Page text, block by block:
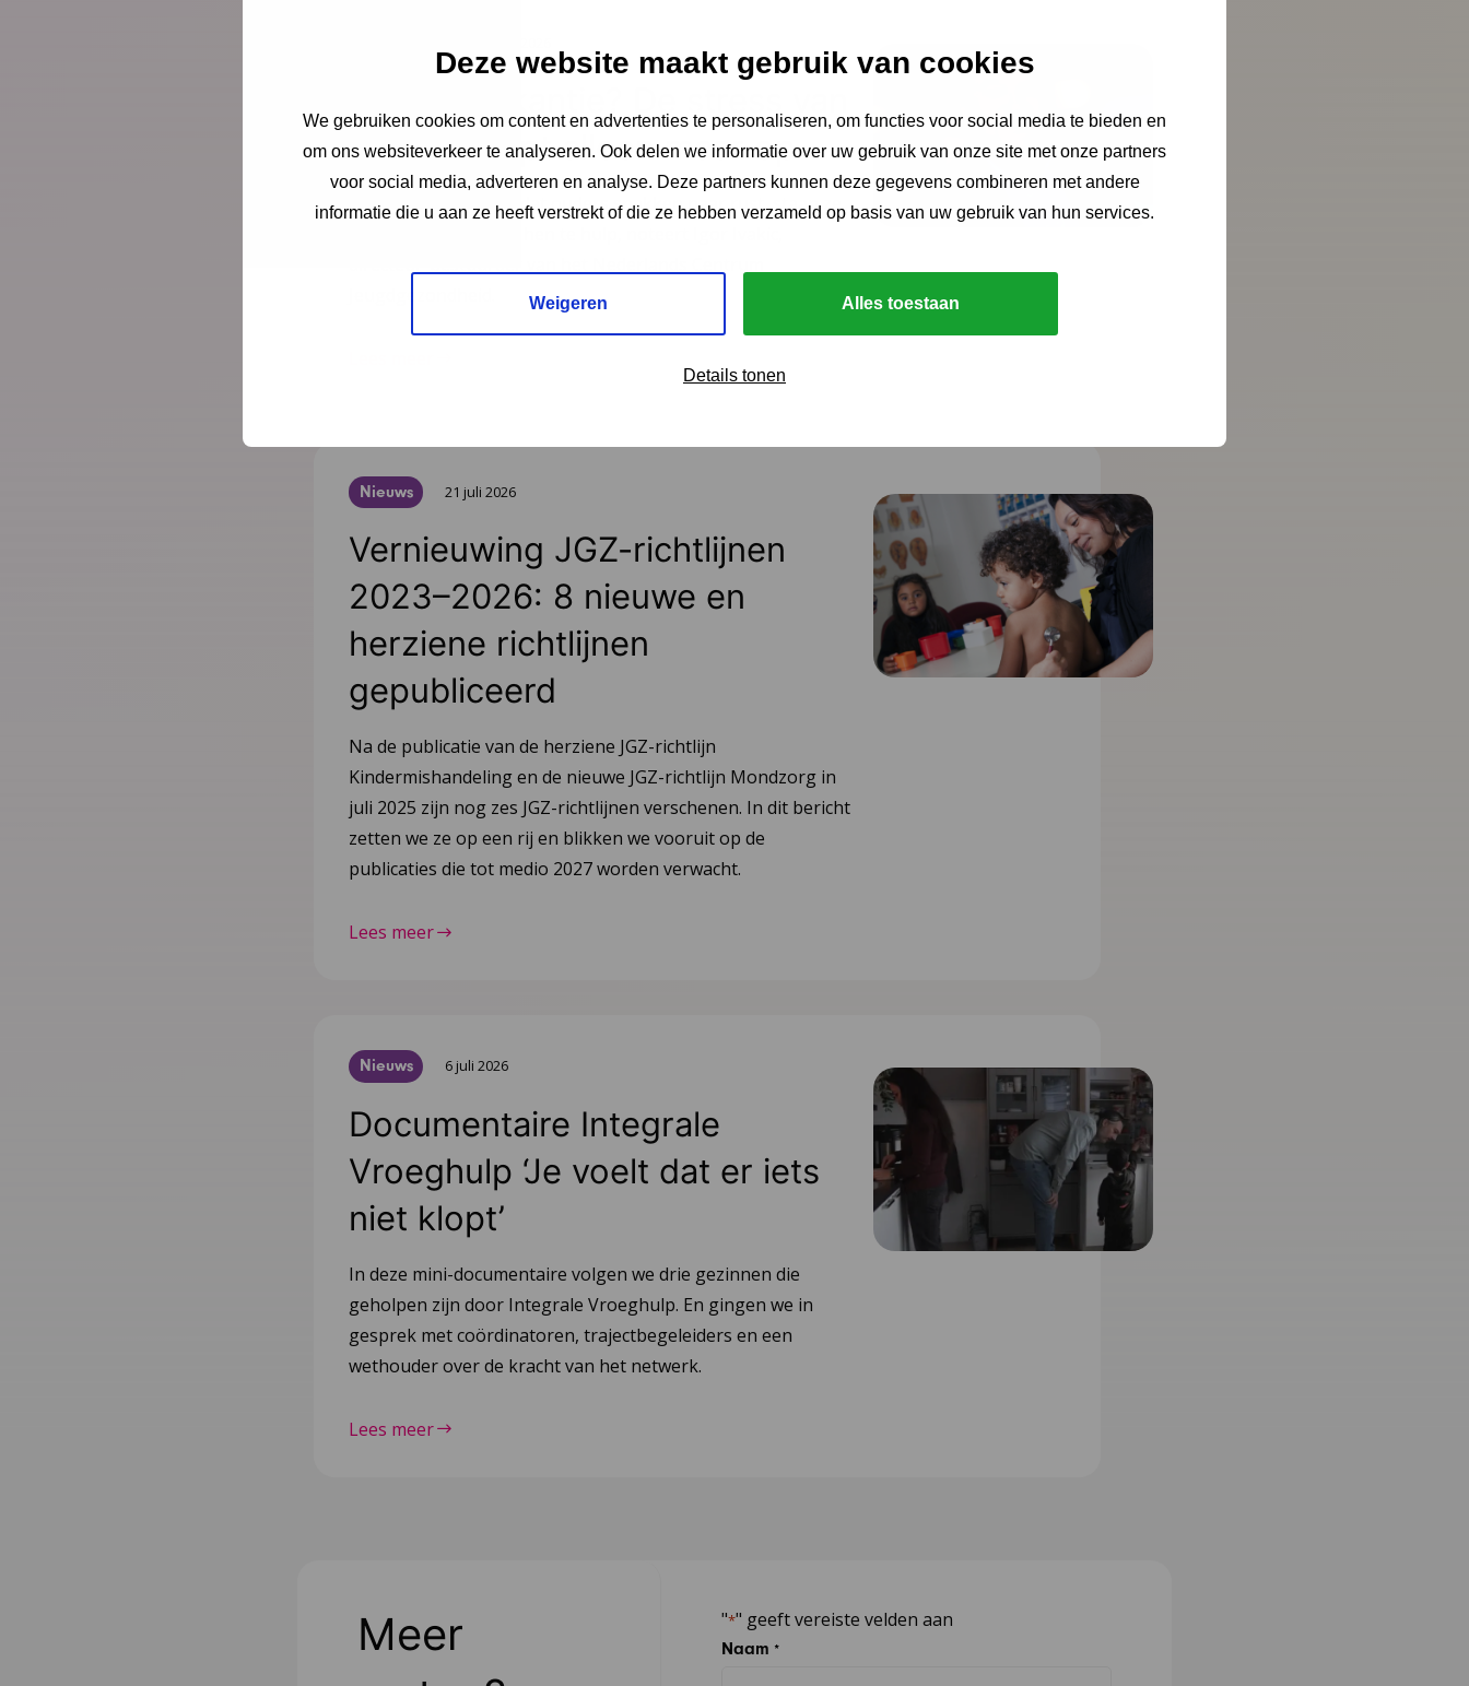
Deze website maakt gebruik van cookies
We gebruiken cookies om content en advertenties te personaliseren, om functies voor social media te bieden en
om ons websiteverkeer te analyseren. Ook delen we informatie over uw gebruik van onze site met onze partners
voor social media, adverteren en analyse. Deze partners kunnen deze gegevens combineren met andere
informatie die u aan ze heeft verstrekt of die ze hebben verzameld op basis van uw gebruik van hun services.
Weigeren Alles toestaan
Details tonen
ouders loopt alleen maar op
Juist op het moment dat ouders snakken naar rust, staan ze
Nieuws 21 juli 2026
Vernieuwing JGZ-richtlijnen
2023–2026: 8 nieuwe en
herziene richtlijnen
gepubliceerd
Na de publicatie van de herziene JGZ-richtlijn
Kindermishandeling en de nieuwe JGZ-richtlijn Mondzorg in
juli 2025 zijn nog zes JGZ-richtlijnen verschenen. In dit bericht
zetten we ze op een rij en blikken we vooruit op de
publicaties die tot medio 2027 worden verwacht.
Lees meer
Nieuws 6 juli 2026
Documentaire Integrale
Vroeghulp ‘Je voelt dat er iets
niet klopt’
In deze mini-documentaire volgen we drie gezinnen die
geholpen zijn door Integrale Vroeghulp. En gingen we in
gesprek met coördinatoren, trajectbegeleiders en een
wethouder over de kracht van het netwerk.
Lees meer
Meer
"*" geeft vereiste velden aan
Naam *